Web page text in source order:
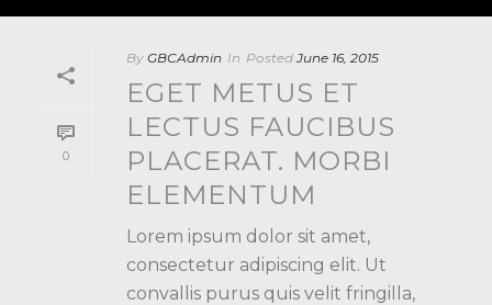
0
By GBCAdmin In Posted June 16, 2015
EGET METUS ET
LECTUS FAUCIBUS
PLACERAT. MORBI
ELEMENTUM
Lorem ipsum dolor sit amet,
consectetur adipiscing elit. Ut
convallis purus quis velit fringilla,